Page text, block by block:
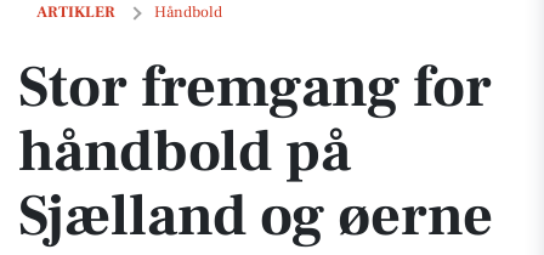
ARTIKLER Håndbold
Stor fremgang for håndbold på Sjælland og øerne
Stor fremgang for
håndbold på
Sjælland og øerne